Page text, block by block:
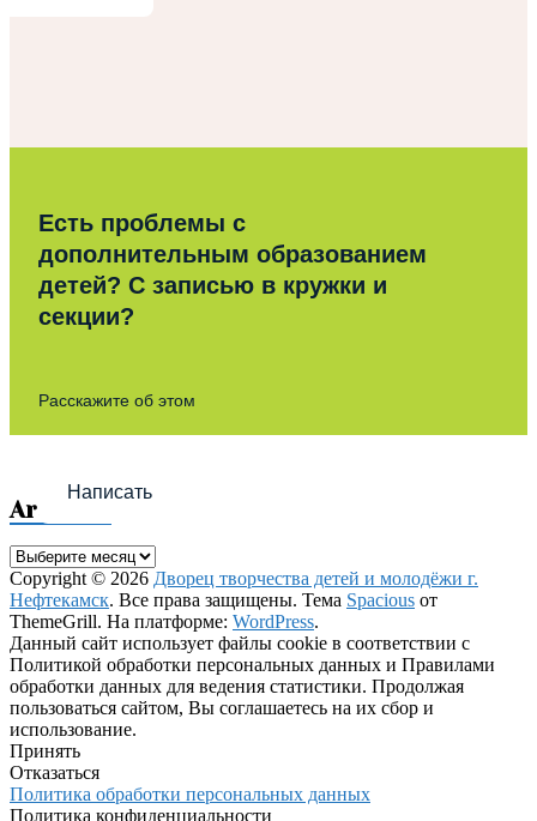
Есть проблемы с
дополнительным образованием
детей? С записью в кружки и
секции?
Расскажите об этом
Написать
Archives
Archives
Copyright © 2026 Дворец творчества детей и молодёжи г.
Нефтекамск. Все права защищены. Тема Spacious от
ThemeGrill. На платформе: WordPress.
Данный сайт использует файлы cookie в соответствии с
Политикой обработки персональных данных и Правилами
обработки данных для ведения статистики. Продолжая
пользоваться сайтом, Вы соглашаетесь на их сбор и
использование.
Принять
Отказаться
Политика обработки персональных данных
Политика конфиденциальности